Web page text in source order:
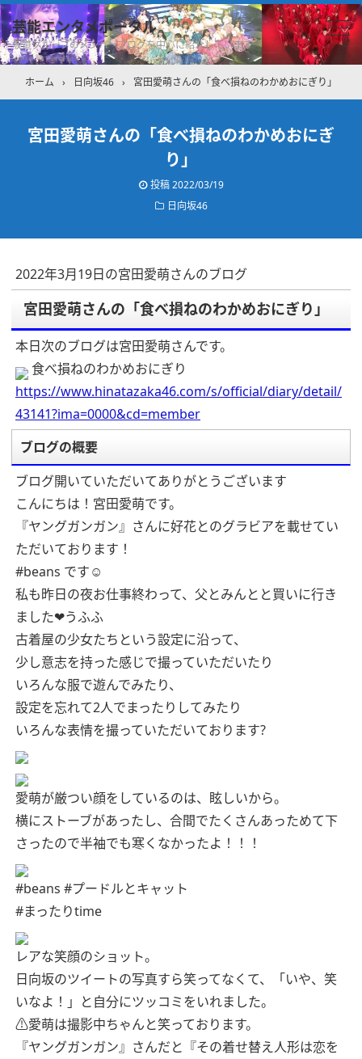
芸能エンタメポータル
坂道グループのメンバーブログを中心に紹介しています
ホーム › 日向坂46 › 宮田愛萌さんの「食べ損ねのわかめおにぎり」
宮田愛萌さんの「食べ損ねのわかめおにぎ
り」
投稿2022/03/19
日向坂46
2022年3月19日の宮田愛萌さんのブログ
宮田愛萌さんの「食べ損ねのわかめおにぎり」
本日次のブログは宮田愛萌さんです。
食べ損ねのわかめおにぎり
https://www.hinatazaka46.com/s/official/diary/detail/
43141?ima=0000&cd=member
ブログの概要
ブログ開いていただいてありがとうございます
こんにちは！宮田愛萌です。
『ヤングガンガン』さんに好花とのグラビアを載せてい
ただいております！
#beans です☺️
私も昨日の夜お仕事終わって、父とみんとと買いに行き
ました❤︎うふふ
古着屋の少女たちという設定に沿って、
少し意志を持った感じで撮っていただいたり
いろんな服で遊んでみたり、
設定を忘れて2人でまったりしてみたり
いろんな表情を撮っていただいております?
愛萌が厳つい顔をしているのは、眩しいから。
横にストーブがあったし、合間でたくさんあっためて下
さったので半袖でも寒くなかったよ！！！
#beans #プードルとキャット
#まったりtime
レアな笑顔のショット。
日向坂のツイートの写真すら笑ってなくて、「いや、笑
いなよ！」と自分にツッコミをいれました。
⚠︎愛萌は撮影中ちゃんと笑っております。
『ヤングガンガン』さんだと『その着せ替え人形は恋を